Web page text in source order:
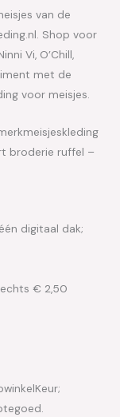
van de
Shop voor
Vi, O’Chill,
met de
voor meisjes.
broderie ruffel –
digitaal dak;
€ 2,50